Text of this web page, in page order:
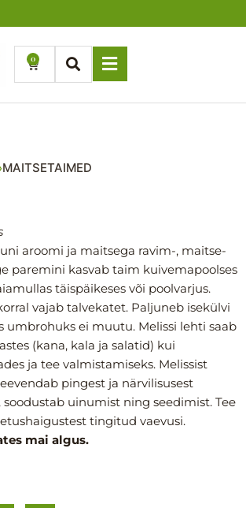
0
Cart
›MAITSETAIMED
aroomi ja maitsega ravim-, maitse-
paremini kasvab taim kuivemapoolses
täispäikeses või poolvarjus.
vajab talvekatet. Paljuneb isekülvi
umbrohuks ei muutu. Melissi lehti saab
(kana, kala ja salatid) kui
ja tee valmistamiseks. Melissist
pingest ja närvilisusest
uinumist ning seedimist. Tee
tingitud vaevusi.
mai algus.